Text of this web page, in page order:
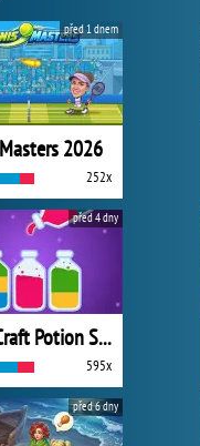
2026
252x
před 1 dnem
Witch Craft Potion Sort
595x
před 4 dny
před 6 dny